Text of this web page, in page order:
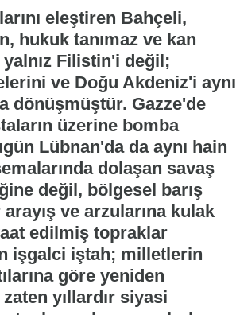
eleştiren Bahçeli,
hukuk tanımaz ve kan
Filistin'i değil;
ve Doğu Akdeniz'i aynı
dönüşmüştür. Gazze'de
üzerine bomba
Lübnan'da da aynı hain
dolaşan savaş
değil, bölgesel barış
ve arzularına kulak
edilmiş topraklar
işgalci iştah; milletlerin
göre yeniden
yıllardır siyasi